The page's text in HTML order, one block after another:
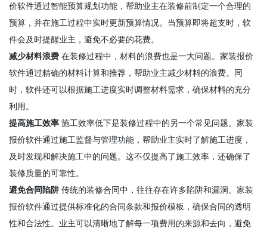
价软件通过智能预算规划功能，帮助业主在装修前制定一个合理的
预算，并在施工过程中实时更新预算情况。当预算即将超支时，软
件会及时提醒业主，避免不必要的花费。
减少材料浪费 在装修过程中，材料的浪费也是一大问题。家装报价
软件通过精确的材料计算和推荐，帮助业主减少材料的浪费。同
时，软件还可以根据施工进度实时调整材料需求，确保材料的充分
利用。
提高施工效率 施工效率低下是装修过程中的另一个常见问题。家装
报价软件通过施工监督与管理功能，帮助业主实时了解施工进度，
及时发现和解决施工中的问题。这不仅提高了施工效率，还确保了
装修质量的可靠性。
避免合同陷阱 传统的装修合同中，往往存在许多陷阱和漏洞。 家装
报价软件通过提供标准化的合同条款和报价模板，确保合同的透明
性和合法性。业主可以清晰地了解每一项费用的来源和去向，避免